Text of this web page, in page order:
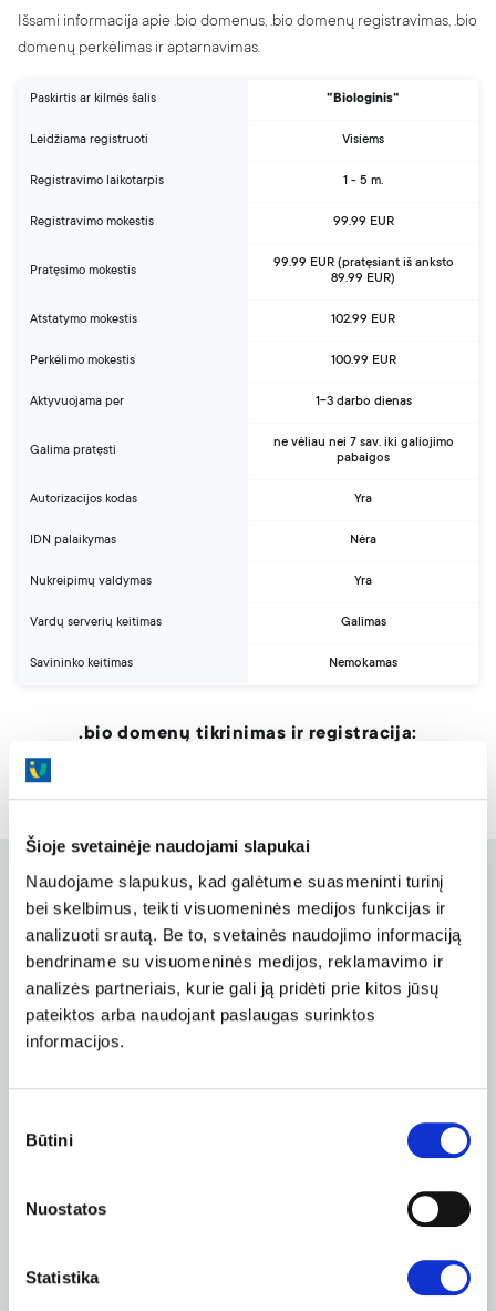
Šioje svetainėje naudojami slapukai
Naudojame slapukus, kad galėtume suasmeninti turinį
bei skelbimus, teikti visuomeninės medijos funkcijas ir
analizuoti srautą. Be to, svetainės naudojimo informaciją
bendriname su visuomeninės medijos, reklamavimo ir
analizės partneriais, kurie gali ją pridėti prie kitos jūsų
pateiktos arba naudojant paslaugas surinktos
informacijos.
pasirinkimas
Būtini
Nuostatos
Statistika
Skaitmeninių paslaugų aktas (DSA)
Skaidrumo ataskaita
Išsami informacija apie .bio domenus, .bio domenų registravimas, .bio
domenų perkėlimas ir aptarnavimas.
Paskirtis ar kilmės šalis "Biologinis"
Leidžiama registruoti Visiems
Registravimo laikotarpis 1 - 5 m.
Registravimo mokestis 99.99 EUR
Pratęsimo mokestis
99.99 EUR (pratęsiant iš anksto
89.99 EUR)
Atstatymo mokestis 102.99 EUR
Perkėlimo mokestis 100.99 EUR
Aktyvuojama per 1-3 darbo dienas
Galima pratęsti
ne vėliau nei 7 sav. iki galiojimo
pabaigos
Autorizacijos kodas Yra
IDN palaikymas Nėra
Nukreipimų valdymas Yra
Vardų serverių keitimas Galimas
Savininko keitimas Nemokamas
.bio domenų tikrinimas ir registracija:
SIŪLOME VISAS TALPINIMO PASLAUGAS
Viskas, ko reikia tapti matomiems
internete.
talpinimo planai